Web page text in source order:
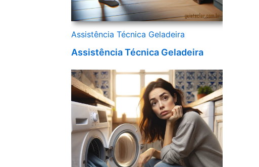
Assistência Técnica Geladeira
Assistência Técnica Geladeira